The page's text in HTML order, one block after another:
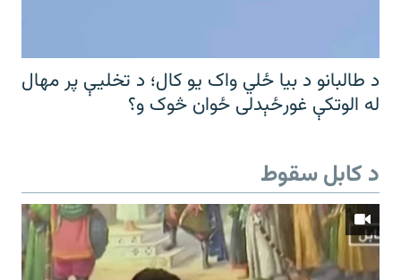
د طالبانو د بیا ځلي واک یو کال؛ د تخلیې پر مهال
له الوتکې غورځېدلی ځوان څوک و؟
د کابل سقوط